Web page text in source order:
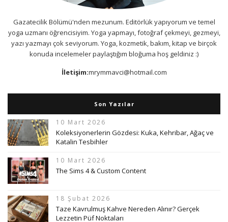
Gazatecilik Bölümü'nden mezunum. Editörlük yapıyorum ve temel
yoga uzmanı öğrencisiyim. Yoga yapmayı, fotoğraf çekmeyi, gezmeyi,
yazı yazmayı çok seviyorum. Yoga, kozmetik, bakım, kitap ve birçok
konuda incelemeler paylaştığım bloğuma hoş geldiniz :)
İletişim:mrymmavci@hotmail.com
Son Yazılar
10 Mart 2026
Koleksiyonerlerin Gözdesi: Kuka, Kehribar, Ağaç ve
Katalin Tesbihler
10 Mart 2026
The Sims 4 & Custom Content
18 Şubat 2026
Taze Kavrulmuş Kahve Nereden Alınır? Gerçek
Lezzetin Püf Noktaları